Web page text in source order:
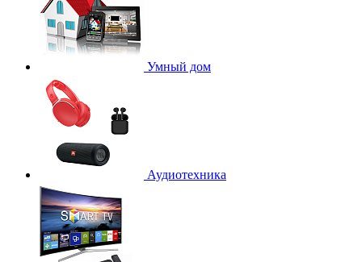
Умный дом
Аудиотехника